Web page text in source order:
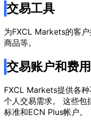
交易工具
为FXCL Markets的客户
商品等。
交易账户和费用
FXCL Markets提供各
个人交易需求。 这些包
标准和ECN Plus帐户。